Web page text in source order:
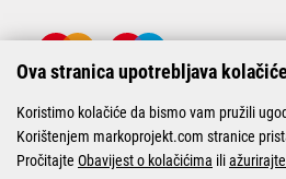
© Marko-Projekt
Ova stranica upotrebljava
Koristimo kolačiće da bismo vam pružili
Korištenjem markoprojekt.com stranice
Pročitajte Obavijest o kolačićima ili